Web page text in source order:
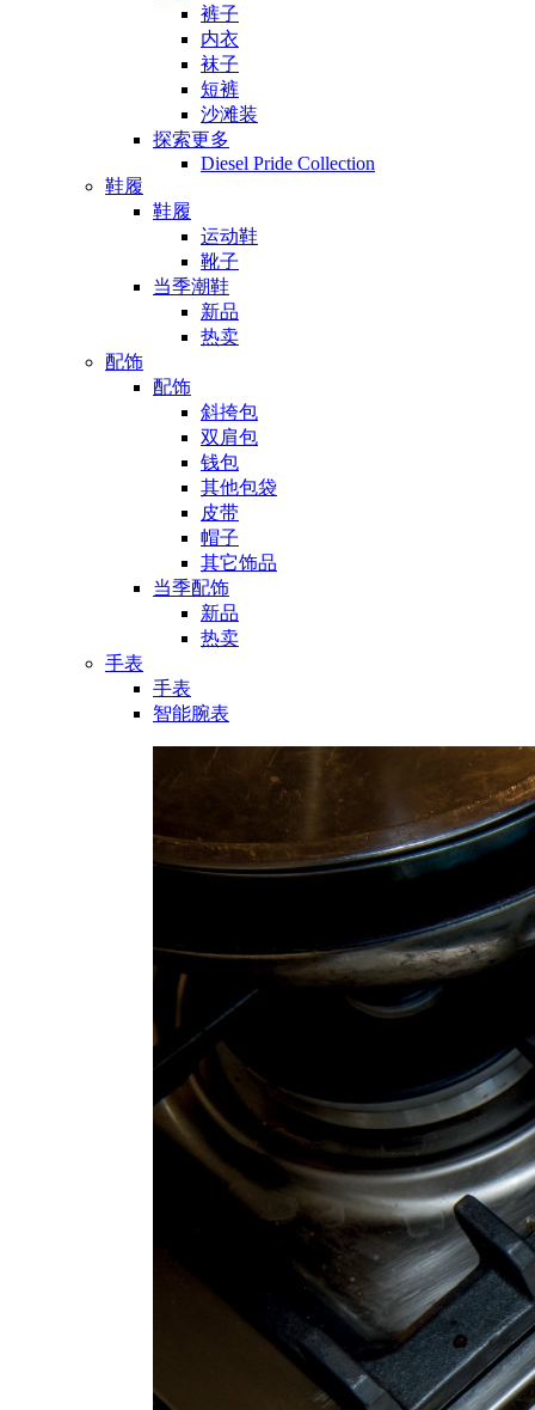
裤子
内衣
袜子
短裤
沙滩装
探索更多
Diesel Pride Collection
鞋履
鞋履
运动鞋
靴子
当季潮鞋
新品
热卖
配饰
配饰
斜挎包
双肩包
钱包
其他包袋
皮带
帽子
其它饰品
当季配饰
新品
热卖
手表
手表
智能腕表